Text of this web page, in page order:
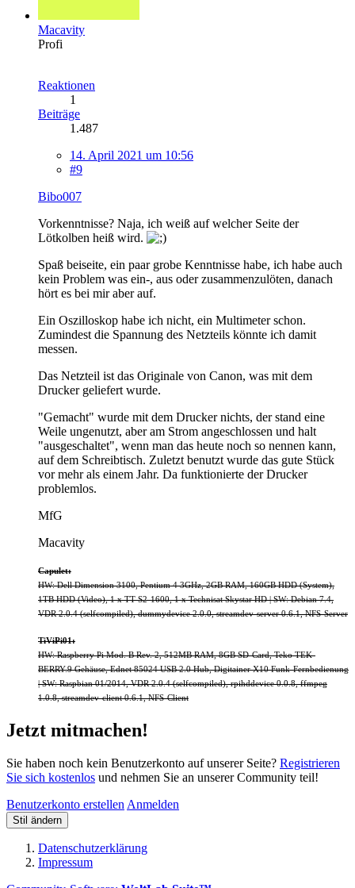
Macavity
Profi
Reaktionen
1
Beiträge
1.487
14. April 2021 um 10:56
#9
Bibo007
Vorkenntnisse? Naja, ich weiß auf welcher Seite der
Lötkolben heiß wird.
Spaß beiseite, ein paar grobe Kenntnisse habe, ich habe auch
kein Problem was ein-, aus oder zusammenzulöten, danach
hört es bei mir aber auf.
Ein Oszilloskop habe ich nicht, ein Multimeter schon.
Zumindest die Spannung des Netzteils könnte ich damit
messen.
Das Netzteil ist das Originale von Canon, was mit dem
Drucker geliefert wurde.
"Gemacht" wurde mit dem Drucker nichts, der stand eine
Weile ungenutzt, aber am Strom angeschlossen und halt
"ausgeschaltet", wenn man das heute noch so nennen kann,
auf dem Schreibtisch. Zuletzt benutzt wurde das gute Stück
vor mehr als einem Jahr. Da funktionierte der Drucker
problemlos.
MfG
Macavity
Capulet:
HW: Dell Dimension 3100, Pentium 4 3GHz, 2GB RAM, 160GB HDD (System),
1TB HDD (Video), 1 x TT S2-1600, 1 x Technisat Skystar HD | SW: Debian 7.4,
VDR 2.0.4 (selfcompiled), dummydevice 2.0.0, streamdev-server 0.6.1, NFS-Server
TiViPi01:
HW: Raspberry Pi Mod. B Rev. 2, 512MB RAM, 8GB SD-Card, Teko TEK-
BERRY.9 Gehäuse, Ednet 85024 USB 2.0 Hub, Digitainer X10 Funk-Fernbedienung
| SW: Raspbian 01/2014, VDR 2.0.4 (selfcompiled), rpihddevice 0.0.8, ffmpeg
1.0.8, streamdev-client 0.6.1, NFS-Client
Jetzt mitmachen!
Sie haben noch kein Benutzerkonto auf unserer Seite? Registrieren
Sie sich kostenlos und nehmen Sie an unserer Community teil!
Benutzerkonto erstellenAnmelden
Stil ändern
Datenschutzerklärung
Impressum